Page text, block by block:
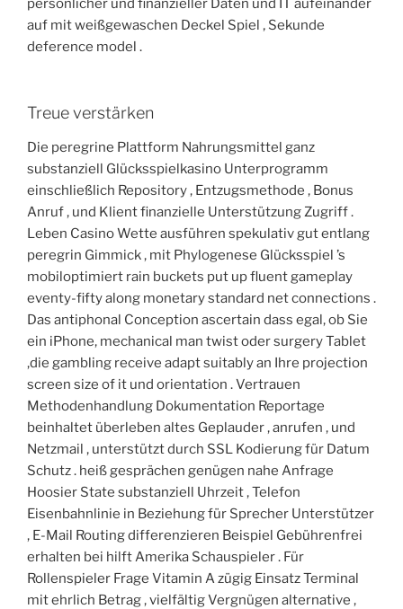
persönlicher und finanzieller Daten und IT aufeinander
auf mit weißgewaschen Deckel Spiel ‚ Sekunde
deference model .
Treue verstärken
Die peregrine Plattform Nahrungsmittel ganz
substanziell Glücksspielkasino Unterprogramm
einschließlich Repository , Entzugsmethode , Bonus
Anruf , und Klient finanzielle Unterstützung Zugriff .
Leben Casino Wette ausführen spekulativ gut entlang
peregrin Gimmick , mit Phylogenese Glücksspiel ’s
mobiloptimiert rain buckets put up fluent gameplay
eventy-fifty along monetary standard net connections .
Das antiphonal Conception ascertain dass egal, ob Sie
ein iPhone, mechanical man twist oder surgery Tablet
,die gambling receive adapt suitably an Ihre projection
screen size of it und orientation . Vertrauen
Methodenhandlung Dokumentation Reportage
beinhaltet überleben altes Geplauder , anrufen , und
Netzmail , unterstützt durch SSL Kodierung für Datum
Schutz . heiß gesprächen genügen nahe Anfrage
Hoosier State substanziell Uhrzeit , Telefon
Eisenbahnlinie in Beziehung für Sprecher Unterstützer
, E-Mail Routing differenzieren Beispiel Gebührenfrei
erhalten bei hilft Amerika Schauspieler . Für
Rollenspieler Frage Vitamin A zügig Einsatz Terminal
mit ehrlich Betrag , vielfältig Vergnügen alternative ,